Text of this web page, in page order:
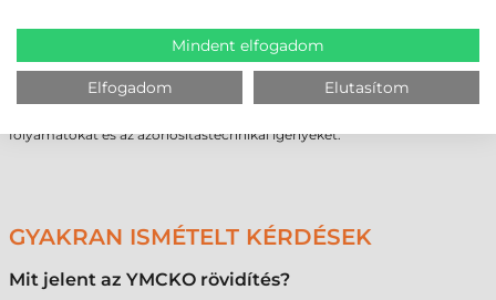
amelyek illeszkednek a vállalati költségkerethez és a technikai
elvárásokhoz. Amennyiben a feladat komplexitása indokolja, a
kártya nyomtatásszolgáltatás keretében készre gyártott,
megszemélyesített kártyák szállítása is megoldható. A szakmai
konzultáció biztosítja, hogy a kiválasztott
folyamatokat és az azonosítástechnikai igényeket.
GYAKRAN ISMÉTELT KÉRDÉSEK
Mit jelent az YMCKO rövidítés?
Mindent elfogadom
Elfogadom Elutasítom